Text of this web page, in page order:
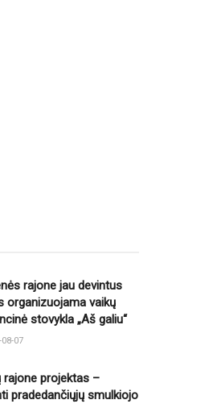
rajone jau devintus
organizuojama vaikų
stovykla „Aš galiu“
07
rajone projektas –
pradedančiųjų smulkiojo